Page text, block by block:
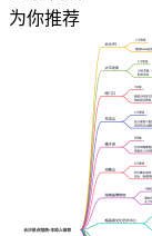
为你推荐